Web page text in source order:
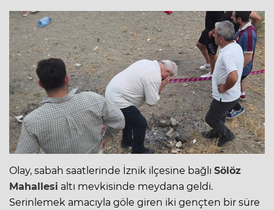
Olay, sabah saatlerinde İznik ilçesine bağlı Sölöz
Mahallesi altı mevkisinde meydana geldi.
Serinlemek amacıyla göle giren iki gençten bir süre